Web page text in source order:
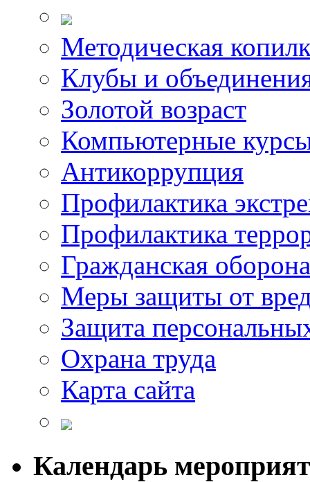
Методическая
Клубы и
Золотой возраст
Компьютерные
Антикоррупция
Профилактика
Профилактика
Гражданская оборона
Меры защиты от
Защита
Охрана труда
Карта сайта
Календарь